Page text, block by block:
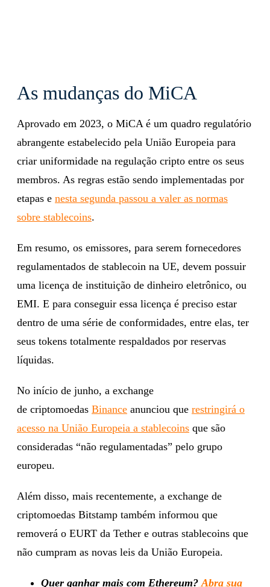
As mudanças do MiCA
Aprovado em 2023, o MiCA é um quadro regulatório
abrangente estabelecido pela União Europeia para
criar uniformidade na regulação cripto entre os seus
membros. As regras estão sendo implementadas por
etapas e nesta segunda passou a valer as normas
sobre stablecoins.
Em resumo, os emissores, para serem fornecedores
regulamentados de stablecoin na UE, devem possuir
uma licença de instituição de dinheiro eletrônico, ou
EMI. E para conseguir essa licença é preciso estar
dentro de uma série de conformidades, entre elas, ter
seus tokens totalmente respaldados por reservas
líquidas.
No início de junho, a exchange
de criptomoedas Binance anunciou que restringirá o
acesso na União Europeia a stablecoins que são
consideradas “não regulamentadas” pelo grupo
europeu.
Além disso, mais recentemente, a exchange de
criptomoedas Bitstamp também informou que
removerá o EURT da Tether e outras stablecoins que
não cumpram as novas leis da União Europeia.
Quer ganhar mais com Ethereum? Abra sua